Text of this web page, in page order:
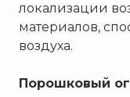
локализации
материалов,
воздуха.
Порошковый